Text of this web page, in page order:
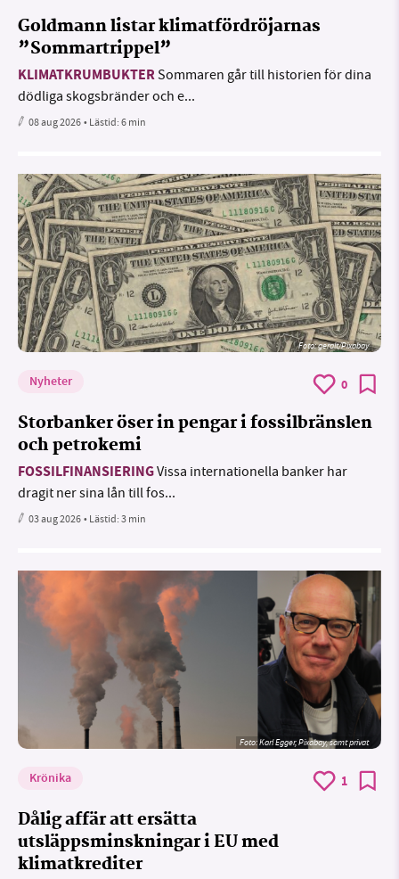
Goldmann listar klimatfördröjarnas
”Sommartrippel”
KLIMATKRUMBUKTERSommaren går till historien för dina
dödliga skogsbränder och e...
08 aug 2026• Lästid:6 min
Foto:geralt/Pixabay
Nyheter 0
Storbanker öser in pengar i fossilbränslen
och petrokemi
FOSSILFINANSIERINGVissa internationella banker har
dragit ner sina lån till fos...
03 aug 2026• Lästid:3 min
Foto:Karl Egger, Pixabay, samt privat
Krönika 1
Dålig affär att ersätta
utsläppsminskningar i EU med
klimatkrediter